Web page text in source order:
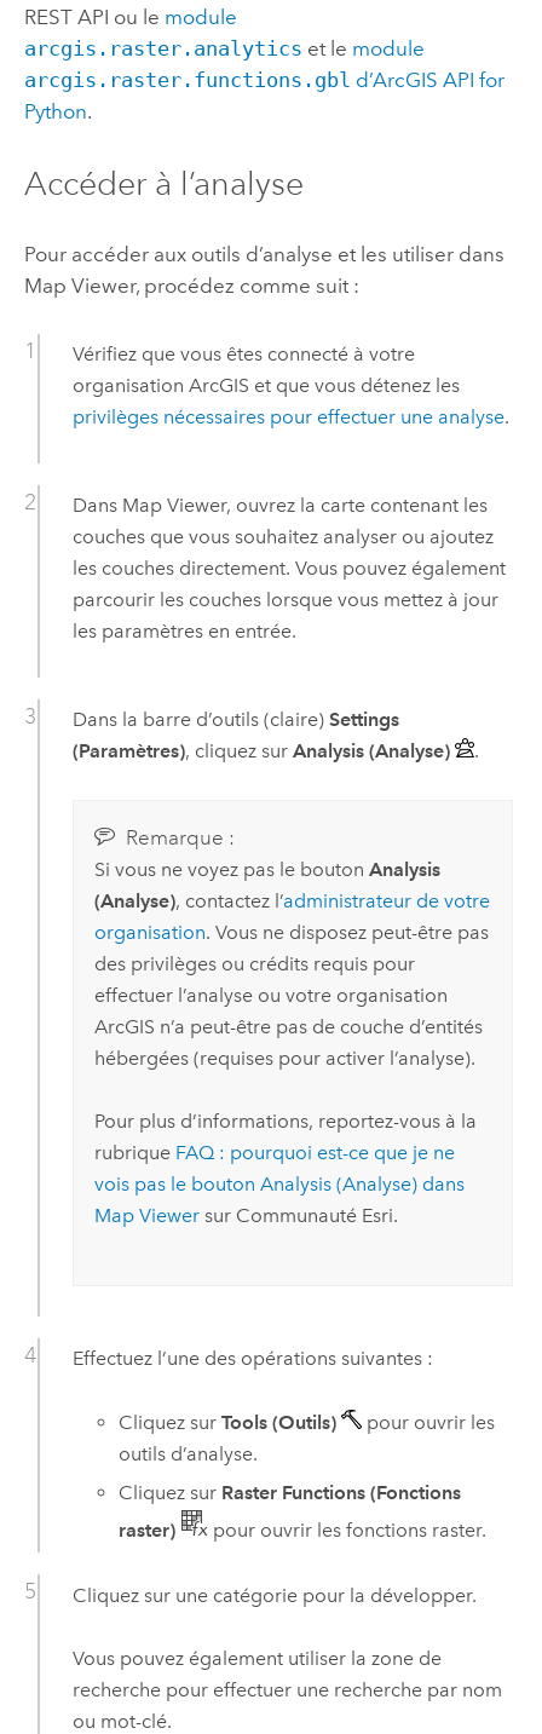
REST API ou le module
arcgis.raster.analytics et le module
arcgis.raster.functions.gbl d’ArcGIS API for
Python.
Accéder à l’analyse
Pour accéder aux outils d’analyse et les utiliser dans
Map Viewer, procédez comme suit :
Vérifiez que vous êtes connecté à votre
organisation ArcGIS et que vous détenez les
privilèges nécessaires pour effectuer une analyse.
Dans Map Viewer, ouvrez la carte contenant les
couches que vous souhaitez analyser ou ajoutez
les couches directement. Vous pouvez également
parcourir les couches lorsque vous mettez à jour
les paramètres en entrée.
Dans la barre d’outils (claire) Settings
(Paramètres), cliquez sur Analysis (Analyse) .
Remarque :
Si vous ne voyez pas le bouton Analysis
(Analyse), contactez l’administrateur de votre
organisation. Vous ne disposez peut-être pas
des privilèges ou crédits requis pour
effectuer l’analyse ou votre organisation
ArcGIS n’a peut-être pas de couche d’entités
hébergées (requises pour activer l’analyse).
Pour plus d’informations, reportez-vous à la
rubrique FAQ : pourquoi est-ce que je ne
vois pas le bouton Analysis (Analyse) dans
Map Viewersur Communauté Esri.
Effectuez l’une des opérations suivantes :
Cliquez surTools (Outils)
pour ouvrir les
outils d’analyse.
Cliquez sur Raster Functions (Fonctions
raster)
pour ouvrir les fonctions raster.
Cliquez sur une catégorie pour la développer.
Vous pouvez également utiliser la zone de
recherche pour effectuer une recherche par nom
ou mot-clé.